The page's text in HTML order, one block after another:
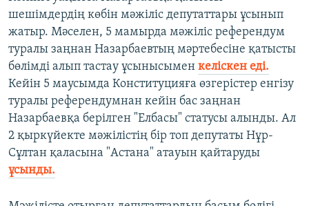
шешімдердің көбін мәжіліс депутаттары ұсынып
жатыр. Мәселен, 5 мамырда мәжіліс референдум
туралы заңнан Назарбаевтың мәртебесіне қатысты
бөлімді алып тастау ұсынысымен келіскен еді.
Кейін 5 маусымда Конституцияға өзгерістер енгізу
туралы референдумнан кейін бас заңнан
Назарбаевқа берілген "Елбасы" статусы алынды. Ал
2 қыркүйекте мәжілістің бір топ депутаты Нұр-
Сұлтан қаласына "Астана" атауын қайтаруды
ұсынды.